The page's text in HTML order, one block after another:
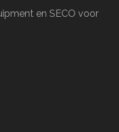
en SECO voor